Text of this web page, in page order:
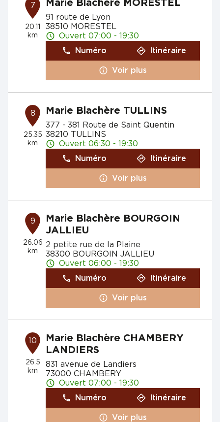
7
20.11
km
Marie Blachère MORESTEL
91 route de Lyon
38510 MORESTEL
Ouvert 07:00 - 19:30
Numéro
Itinéraire
Voir plus
8
25.35
km
Marie Blachère TULLINS
377 - 381 Route de Saint Quentin
38210 TULLINS
Ouvert 06:30 - 19:30
Numéro
Itinéraire
Voir plus
9
26.06
km
Marie Blachère BOURGOIN
JALLIEU
2 petite rue de la Plaine
38300 BOURGOIN JALLIEU
Ouvert 06:00 - 19:30
Numéro
Itinéraire
Voir plus
10
26.5
km
Marie Blachère CHAMBERY
LANDIERS
831 avenue de Landiers
73000 CHAMBERY
Ouvert 07:00 - 19:30
Numéro
Itinéraire
Voir plus